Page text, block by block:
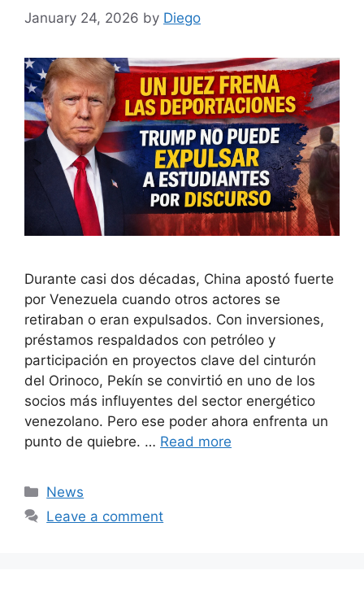
January 24, 2026 by Diego
Durante casi dos décadas, China apostó fuerte
por Venezuela cuando otros actores se
retiraban o eran expulsados. Con inversiones,
préstamos respaldados con petróleo y
participación en proyectos clave del cinturón
del Orinoco, Pekín se convirtió en uno de los
socios más influyentes del sector energético
venezolano. Pero ese poder ahora enfrenta un
punto de quiebre. … Read more
Categories
News
Leave a comment